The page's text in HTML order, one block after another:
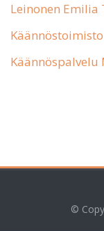
Leinonen Emilia
Käännöspalvelu
©